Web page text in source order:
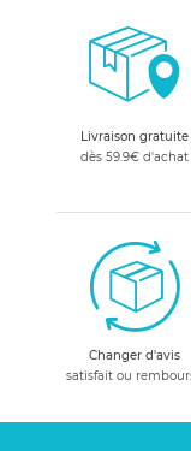
Livraison gratuite
dès 59.9€ d'achat
Changer d'avis
satisfait ou